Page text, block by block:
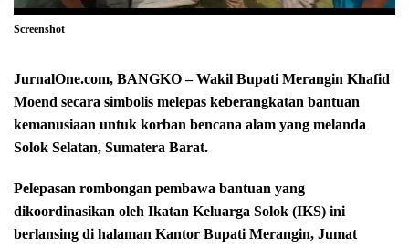
Screenshot
JurnalOne.com, BANGKO – Wakil Bupati Merangin Khafid
Moend secara simbolis melepas keberangkatan bantuan
kemanusiaan untuk korban bencana alam yang melanda
Solok Selatan, Sumatera Barat.
Pelepasan rombongan pembawa bantuan yang
dikoordinasikan oleh Ikatan Keluarga Solok (IKS) ini
berlansing di halaman Kantor Bupati Merangin, Jumat